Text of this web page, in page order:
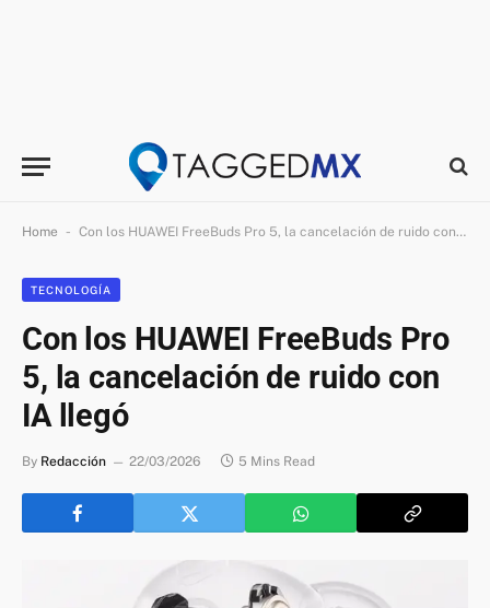
Home - Con los HUAWEI FreeBuds Pro 5, la cancelación de ruido con IA llegó
TECNOLOGÍA
Con los HUAWEI FreeBuds Pro
5, la cancelación de ruido con
IA llegó
By Redacción 22/03/2026 5 Mins Read